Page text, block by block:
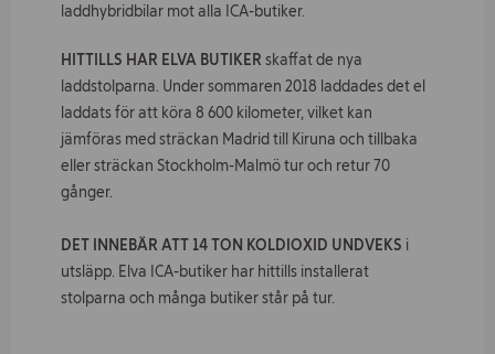
laddhybridbilar mot alla ICA-butiker.
HITTILLS HAR ELVA BUTIKER skaffat de nya
laddstolparna. Under sommaren 2018 laddades det el
laddats för att köra 8 600 kilometer, vilket kan
jämföras med sträckan Madrid till Kiruna och tillbaka
eller sträckan Stockholm-Malmö tur och retur 70
gånger.
DET INNEBÄR ATT 14 TON KOLDIOXID UNDVEKS i
utsläpp. Elva ICA-butiker har hittills installerat
stolparna och många butiker står på tur.